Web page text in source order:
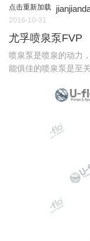
点击重新加载
2016-10-31
尤孚喷泉泵FVP
喷泉泵是喷泉的动力
能俱佳的喷泉泵是至